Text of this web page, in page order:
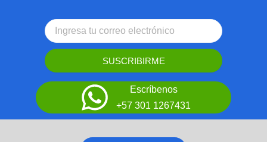
SUSCRIBIRME
Escríbenos
+57 301 1267431